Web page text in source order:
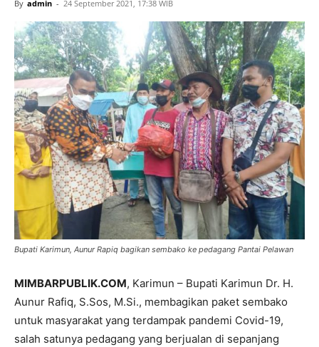
By admin - 24 September 2021, 17:38 WIB
Bupati Karimun, Aunur Rapiq bagikan sembako ke pedagang Pantai Pelawan
MIMBARPUBLIK.COM, Karimun – Bupati Karimun Dr. H.
Aunur Rafiq, S.Sos, M.Si., membagikan paket sembako
untuk masyarakat yang terdampak pandemi Covid-19,
salah satunya pedagang yang berjualan di sepanjang